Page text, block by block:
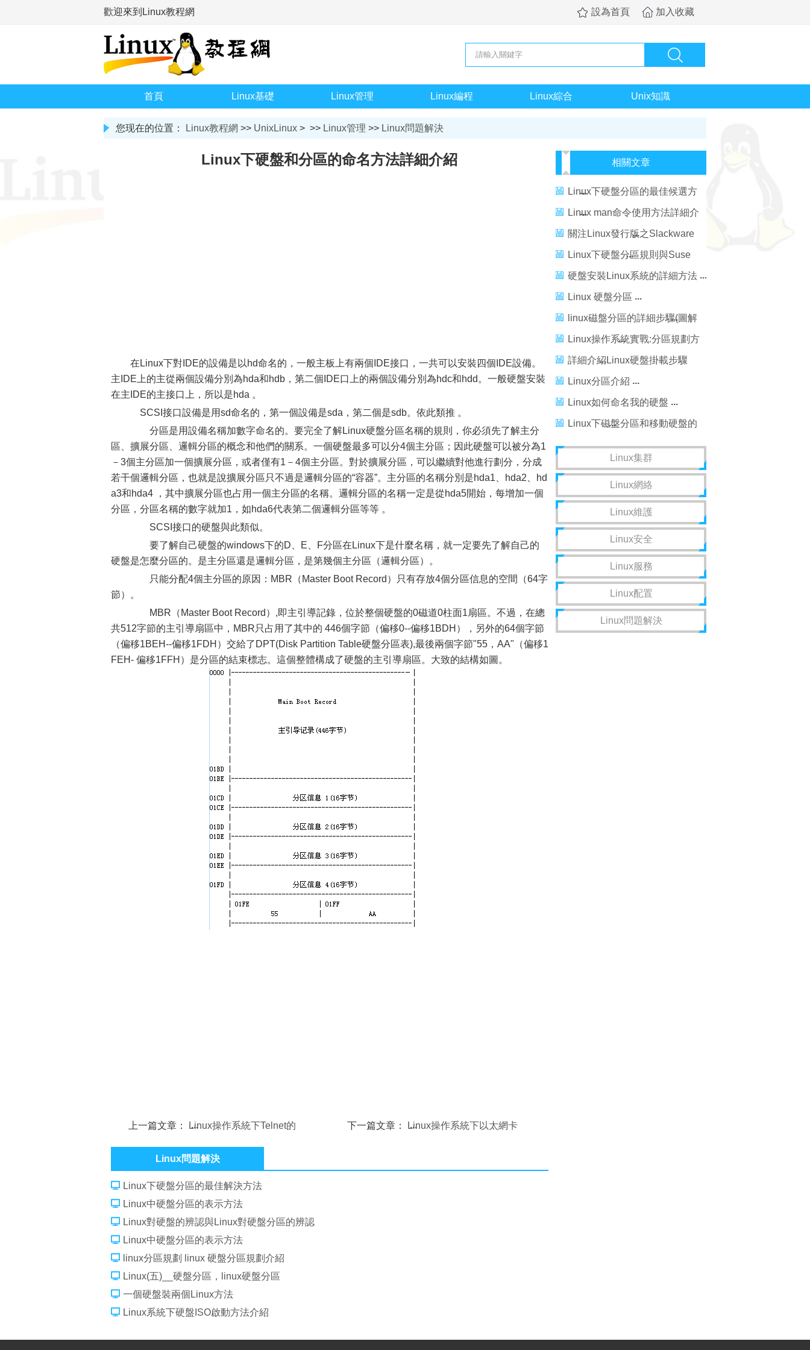
歡迎來到Linux教程網 設為首頁 加入收藏
首頁 Linux基礎 Linux管理 Linux編程 Linux綜合 Unix知識
您现在的位置： Linux教程網 >> UnixLinux > >> Linux管理 >> Linux問題解決
Linux下硬盤和分區的命名方法詳細介紹
在Linux下對IDE的設備是以hd命名的，一般主板上有兩個IDE接口，一共可以安裝四個IDE設備。
主IDE上的主從兩個設備分別為hda和hdb，第二個IDE口上的兩個設備分別為hdc和hdd。一般硬盤安裝
在主IDE的主接口上，所以是hda 。
SCSI接口設備是用sd命名的，第一個設備是sda，第二個是sdb。依此類推 。
分區是用設備名稱加數字命名的。要完全了解Linux硬盤分區名稱的規則，你必須先了解主分
區、擴展分區、邏輯分區的概念和他們的關系。一個硬盤最多可以分4個主分區；因此硬盤可以被分為1
－3個主分區加一個擴展分區，或者僅有1－4個主分區。對於擴展分區，可以繼續對他進行劃分，分成
若干個邏輯分區，也就是說擴展分區只不過是邏輯分區的“容器”。主分區的名稱分別是hda1、hda2、hd
a3和hda4 ，其中擴展分區也占用一個主分區的名稱。邏輯分區的名稱一定是從hda5開始，每增加一個
分區，分區名稱的數字就加1，如hda6代表第二個邏輯分區等等 。
SCSI接口的硬盤與此類似。
要了解自己硬盤的windows下的D、E、F分區在Linux下是什麼名稱，就一定要先了解自己的
硬盤是怎麼分區的。是主分區還是邏輯分區，是第幾個主分區（邏輯分區）。
只能分配4個主分區的原因：MBR（Master Boot Record）只有存放4個分區信息的空間（64字
節）。
MBR（Master Boot Record）,即主引導記錄，位於整個硬盤的0磁道0柱面1扇區。不過，在總
共512字節的主引導扇區中，MBR只占用了其中的 446個字節（偏移0--偏移1BDH），另外的64個字節
（偏移1BEH--偏移1FDH）交給了DPT(Disk Partition Table硬盤分區表),最後兩個字節"55，AA"（偏移1
FEH- 偏移1FFH）是分區的結束標志。這個整體構成了硬盤的主引導扇區。大致的結構如圖。
上一篇文章：
Linux操作系統下Telnet的
下一篇文章：
Linux操作系統下以太網卡
Linux問題解決
Linux下硬盤分區的最佳解決方法
Linux中硬盤分區的表示方法
Linux對硬盤的辨認與Linux對硬盤分區的辨認
Linux中硬盤分區的表示方法
linux分區規劃 linux 硬盤分區規劃介紹
Linux(五)__硬盤分區，linux硬盤分區
一個硬盤裝兩個Linux方法
Linux系統下硬盤ISO啟動方法介紹
相關文章
Linux下硬盤分區的最佳候選方
法
Linux man命令使用方法詳細介
紹
關注Linux發行版之Slackware
Linux詳細介紹
Linux下硬盤分區規則與Suse
Linux 10安裝
硬盤安裝Linux系統的詳細方法
Linux 硬盤分區
linux磁盤分區的詳細步驟(圖解
linux分區命令使用方法)
Linux操作系統實戰:分區規劃方
法詳細介紹
詳細介紹Linux硬盤掛載步驟
（一）
Linux分區介紹
Linux如何命名我的硬盤
Linux下磁盤分區和移動硬盤的
掛載方法
Linux集群
Linux網絡
Linux維護
Linux安全
Linux服務
Linux配置
Linux問題解決